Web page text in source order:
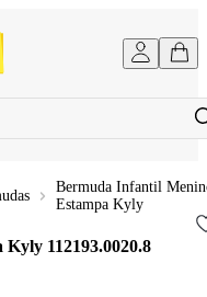
Bermuda Infantil
Estampa Kyly
Kyly 112193.0020.8